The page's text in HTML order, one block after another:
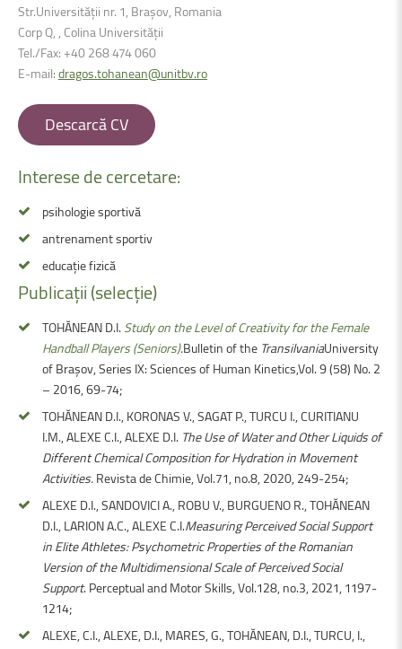
Str.Universității nr. 1, Brașov, Romania
Corp Q, , Colina Universității
Tel./Fax: +40 268 474 060
E-mail:dragos.tohanean@unitbv.ro
Descarcă CV
Interesedecercetare:
psihologie sportivă
antrenament sportiv
educație fizică
Publicații(selecție)
TOHĂNEAN D.I. Study on the Level of Creativity for the Female
Handball Players (Seniors).Bulletin of the TransilvaniaUniversity
of Braşov, Series IX: Sciences of Human Kinetics,Vol. 9 (58) No. 2
– 2016, 69-74;
TOHĂNEAN D.I., KORONAS V., SAGAT P., TURCU I., CURITIANU
I.M., ALEXE C.I., ALEXE D.I. The Use of Water and Other Liquids of
Different Chemical Composition for Hydration in Movement
Activities.Revista de Chimie, Vol.71, no.8, 2020, 249-254;
ALEXE D.I., SANDOVICI A., ROBU V., BURGUENO R., TOHĂNEAN
D.I., LARION A.C., ALEXE C.I.Measuring Perceived Social Support
in Elite Athletes: Psychometric Properties of the Romanian
Version of the Multidimensional Scale of Perceived Social
Support. Perceptual and Motor Skills, Vol.128, no.3, 2021, 1197-
1214;
ALEXE, C.I., ALEXE, D.I., MARES, G., TOHĂNEAN, D.I., TURCU, I.,